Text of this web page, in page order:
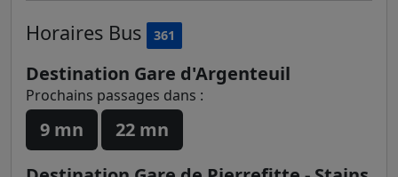
Horaires Bus 361
Destination Gare d'Argenteuil
Prochains passages dans :
9 mn
22 mn